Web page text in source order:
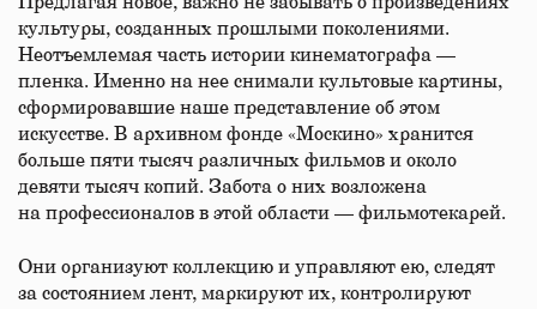
культуры, созданных прошлыми поколениями.
Неотъемлемая часть истории кинематографа —
пленка. Именно на нее снимали культовые картины,
сформировавшие наше представление об этом
искусстве. В архивном фонде «Москино» хранится
больше пяти тысяч различных фильмов и около
девяти тысяч копий. Забота о них возложена
на профессионалов в этой области — фильмотекарей.
Они организуют коллекцию и управляют ею, следят
за состоянием лент, маркируют их, контролируют